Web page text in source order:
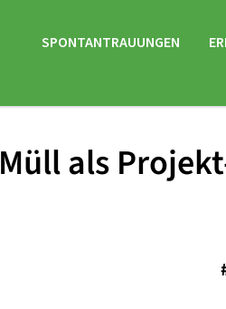
SPONTANTRAUUNGEN
Müll als